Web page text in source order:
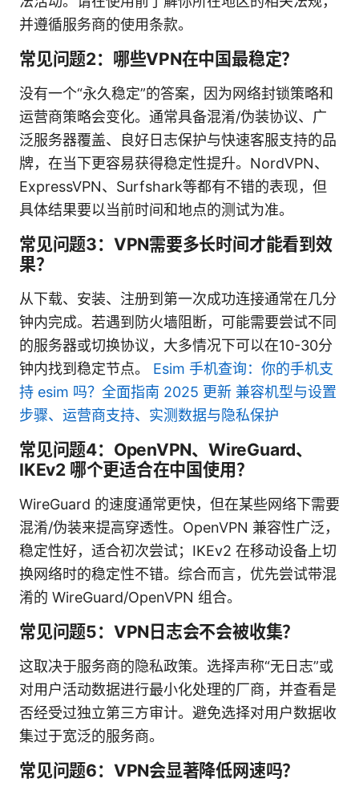
并遵循服务商的使用条款。
常见问题2：哪些VPN在中国最稳定？
没有一个“永久稳定”的答案，因为网络封锁策略和
运营商策略会变化。通常具备混淆/伪装协议、广
泛服务器覆盖、良好日志保护与快速客服支持的品
牌，在当下更容易获得稳定性提升。NordVPN、
ExpressVPN、Surfshark等都有不错的表现，但
具体结果要以当前时间和地点的测试为准。
常见问题3：VPN需要多长时间才能看到效
果？
从下载、安装、注册到第一次成功连接通常在几分
钟内完成。若遇到防火墙阻断，可能需要尝试不同
的服务器或切换协议，大多情况下可以在10-30分
钟内找到稳定节点。 Esim 手机查询：你的手机支
持 esim 吗？全面指南 2025 更新 兼容机型与设置
步骤、运营商支持、实测数据与隐私保护
常见问题4：OpenVPN、WireGuard、
IKEv2 哪个更适合在中国使用？
WireGuard 的速度通常更快，但在某些网络下需要
混淆/伪装来提高穿透性。OpenVPN 兼容性广泛，
稳定性好，适合初次尝试；IKEv2 在移动设备上切
换网络时的稳定性不错。综合而言，优先尝试带混
淆的 WireGuard/OpenVPN 组合。
常见问题5：VPN日志会不会被收集？
这取决于服务商的隐私政策。选择声称“无日志”或
对用户活动数据进行最小化处理的厂商，并查看是
否经受过独立第三方审计。避免选择对用户数据收
集过于宽泛的服务商。
常见问题6：VPN会显著降低网速吗？